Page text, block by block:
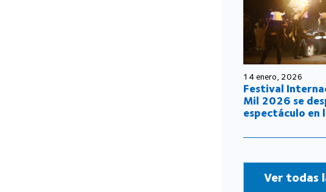
14 enero, 2026
Festival
Mil 2026 se
espectáculo en
Ver todas